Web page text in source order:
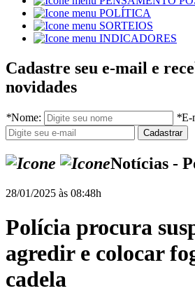
POLÍTICA
SORTEIOS
INDICADORES
Cadastre seu e-mail e
novidades
*Nome: *E-
Notícias -
28/01/2025 às 08:48h
Polícia procura
agredir e colocar
cadela